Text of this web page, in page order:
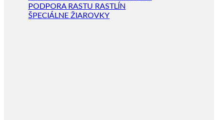
PODPORA RASTU RASTLÍN
ŠPECIÁLNE ŽIAROVKY